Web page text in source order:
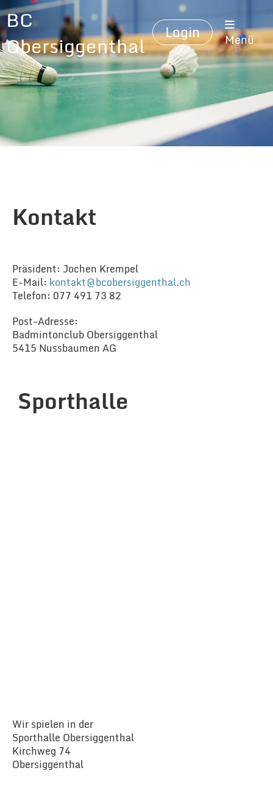
BC
Obersiggenthal
Login Menü
Kontakt
Präsident: Jochen Krempel
E-Mail: kontakt@bcobersiggenthal.ch
Telefon: 077 491 73 82
Post-Adresse:
Badmintonclub Obersiggenthal
5415 Nussbaumen AG
Sporthalle
Wir spielen in der
Sporthalle Obersiggenthal
Kirchweg 74
Obersiggenthal